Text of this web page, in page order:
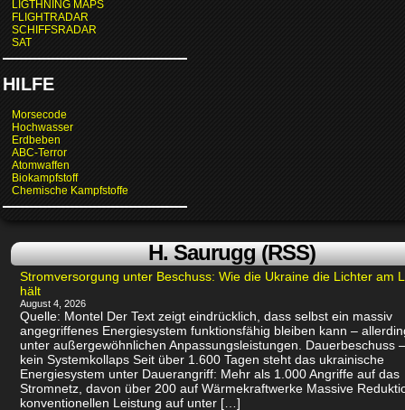
LIGTHNING MAPS
FLIGHTRADAR
SCHIFFSRADAR
SAT
HILFE
Morsecode
Hochwasser
Erdbeben
ABC-Terror
Atomwaffen
Biokampfstoff
Chemische Kampfstoffe
H. Saurugg (RSS)
Stromversorgung unter Beschuss: Wie die Ukraine die Lichter am
hält
August 4, 2026
Quelle: Montel Der Text zeigt eindrücklich, dass selbst ein massiv
angegriffenes Energiesystem funktionsfähig bleiben kann –
unter außergewöhnlichen Anpassungsleistungen. Dauerbeschuss
kein Systemkollaps Seit über 1.600 Tagen steht das ukrainische
Energiesystem unter Dauerangriff: Mehr als 1.000 Angriffe auf das
Stromnetz, davon über 200 auf Wärmekraftwerke Massive
konventionellen Leistung auf unter […]